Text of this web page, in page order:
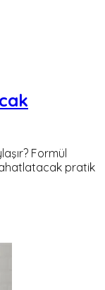
Formül
pratik